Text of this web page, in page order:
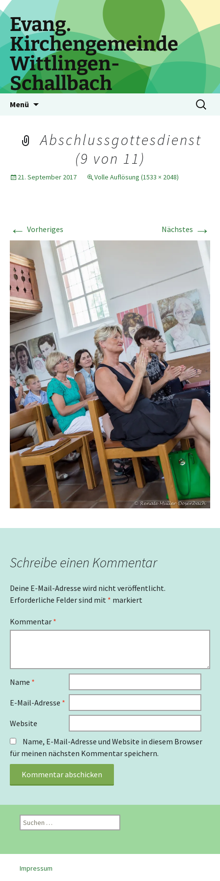
Zum
Inhalt
springen
Evang.
Kirchengemeinde
Wittlingen-
Schallbach
Menü
Suchen
nach:
Abschlussgottesdienst
(9 von 11)
21. September 2017 Volle Auflösung (1533 × 2048)
← Vorheriges Nächstes →
Schreibe einen Kommentar
Deine E-Mail-Adresse wird nicht veröffentlicht.
Erforderliche Felder sind mit * markiert
Kommentar *
Name *
E-Mail-Adresse *
Website
Name, E-Mail-Adresse und Website in diesem Browser
für meinen nächsten Kommentar speichern.
u
n
Impressum